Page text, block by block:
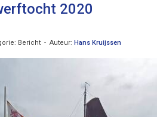
2020
Bericht - Auteur: Hans Kruijssen